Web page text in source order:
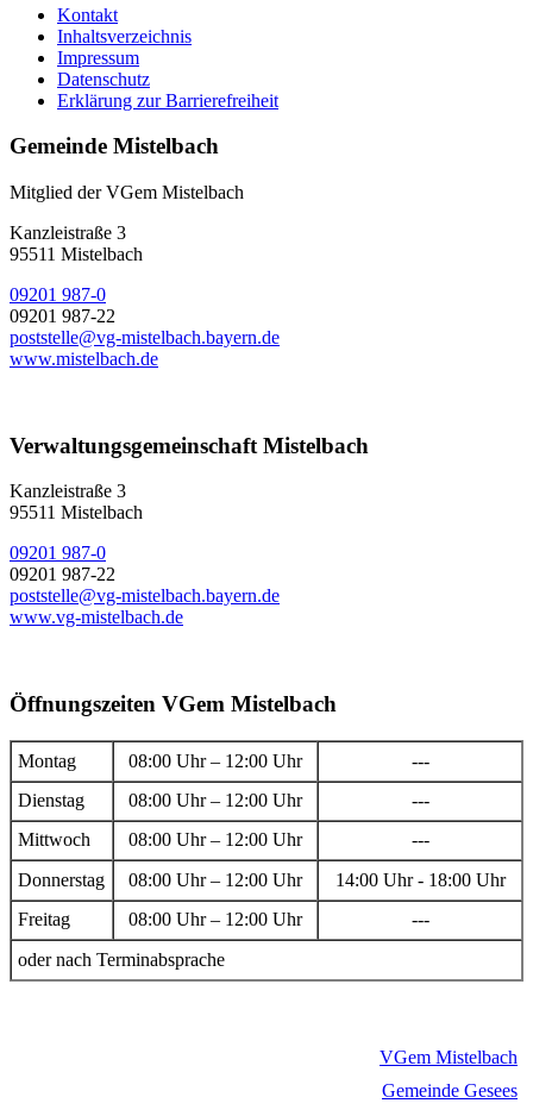
Kontakt
Inhaltsverzeichnis
Impressum
Datenschutz
Erklärung zur Barrierefreiheit
Gemeinde Mistelbach
Mitglied der VGem Mistelbach
Kanzleistraße 3
95511 Mistelbach
09201 987-0
09201 987-22
poststelle@vg-mistelbach.bayern.de
www.mistelbach.de
Verwaltungsgemeinschaft Mistelbach
Kanzleistraße 3
95511 Mistelbach
09201 987-0
09201 987-22
poststelle@vg-mistelbach.bayern.de
www.vg-mistelbach.de
Öffnungszeiten VGem Mistelbach
Montag 08:00 Uhr – 12:00 Uhr
---
Dienstag
08:00 Uhr – 12:00 Uhr
---
Mittwoch
08:00 Uhr – 12:00 Uhr
---
Donnerstag
08:00 Uhr – 12:00 Uhr
14:00 Uhr - 18:00 Uhr
Freitag
08:00 Uhr – 12:00 Uhr
---
oder nach Terminabsprache
VGem Mistelbach
Gemeinde Gesees